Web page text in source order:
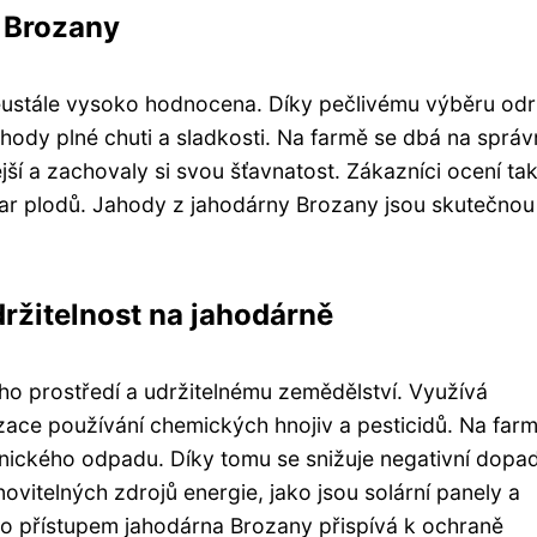
vysoko hodnocena. Díky pečlivému výběru
plné chuti a sladkosti. Na farmě se dbá na
a zachovaly si svou šťavnatost. Zákazníci ocení
plodů. Jahody z jahodárny Brozany jsou skutečnou
na jahodárně
prostředí a udržitelnému zemědělství. Využívá
používání chemických hnojiv a pesticidů. Na
odpadu. Díky tomu se snižuje negativní
zdrojů energie, jako jsou solární panely a
přístupem jahodárna Brozany přispívá k ochraně